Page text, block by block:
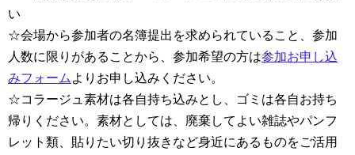
い
☆会場から参加者の名簿提出を求められていること、参加
人数に限りがあることから、参加希望の方は参加お申し込
みフォーム よりお申し込みください。
☆コラージュ素材は各自持ち込みとし、ゴミは各自お持ち
帰りください。素材としては、廃棄してよい雑誌やパンフ
レット類、貼りたい切り抜きなど身近にあるものをご活用